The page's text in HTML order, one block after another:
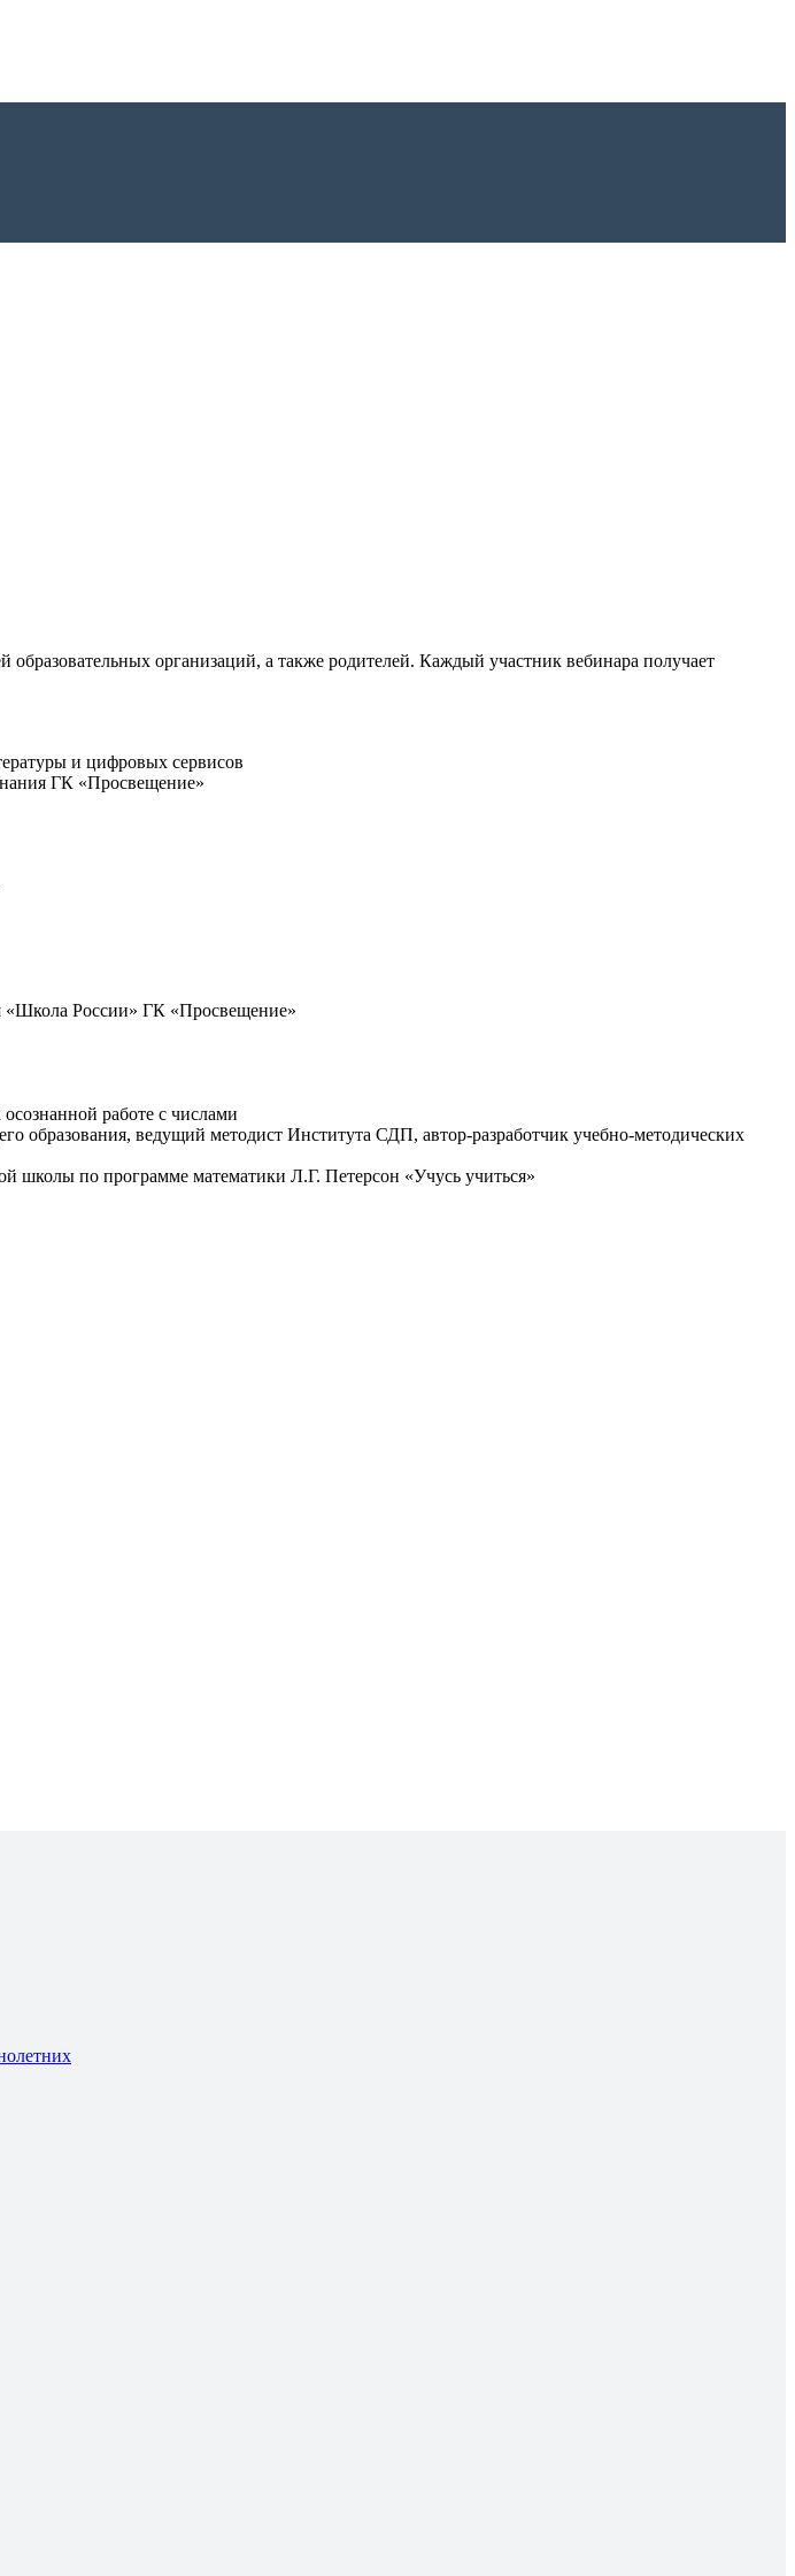
организаций, а также родителей. Каждый участник вебинара получает
и цифровых сервисов
ГК «Просвещение»
«Школа России» ГК «Просвещение»
работе с числами
образования, ведущий методист Института СДП, автор-разработчик учебно-методических
школы по программе математики Л.Г. Петерсон «Учусь учиться»